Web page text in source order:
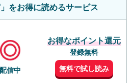
をお得に読めるサービス
配信中
お得なポイント還元
登録無料
無料で試し読み